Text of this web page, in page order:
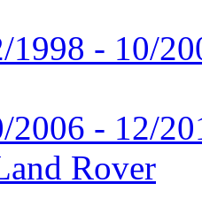
1998 - 10/
2006 - 12/
Rover